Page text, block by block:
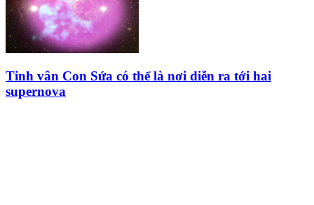
Tinh vân Con Sứa có thể là nơi diễn ra tới hai
supernova